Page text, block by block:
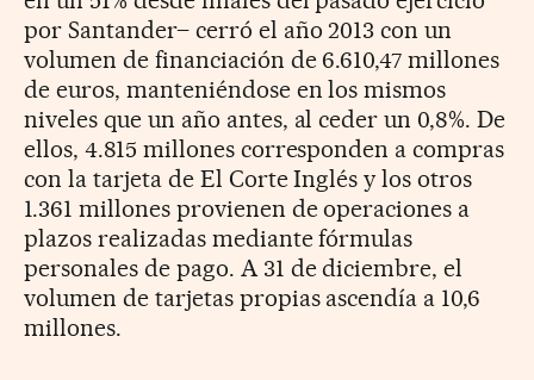
por Santander– cerró el año 2013 con un
volumen de financiación de 6.610,47 millones
de euros, manteniéndose en los mismos
niveles que un año antes, al ceder un 0,8%. De
ellos, 4.815 millones corresponden a compras
con la tarjeta de El Corte Inglés y los otros
1.361 millones provienen de operaciones a
plazos realizadas mediante fórmulas
personales de pago. A 31 de diciembre, el
volumen de tarjetas propias ascendía a 10,6
millones.